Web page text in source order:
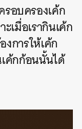
อบครองเค้ก
เมื่อเรากินเค้ก
การให้เค้ก
ค้กก้อนนั้นได้